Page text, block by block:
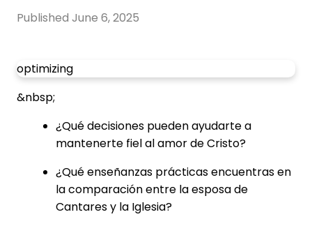
Published June 6, 2025
optimizing
&nbsp;
¿Qué decisiones pueden ayudarte a
mantenerte fiel al amor de Cristo?
¿Qué enseñanzas prácticas encuentras en
la comparación entre la esposa de
Cantares y la Iglesia?